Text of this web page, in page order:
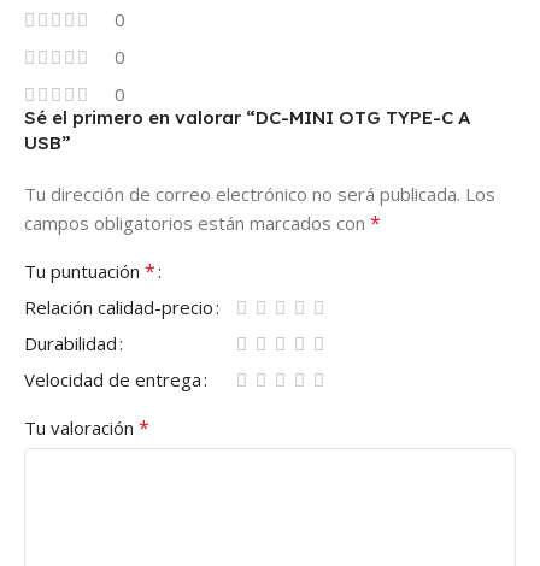
0
0
0
Sé el primero en valorar “DC-MINI OTG TYPE-C A
USB”
Tu dirección de correo electrónico no será publicada. Los
campos obligatorios están marcados con *
Tu puntuación *
Relación calidad-precio
Durabilidad
Velocidad de entrega
Tu valoración *